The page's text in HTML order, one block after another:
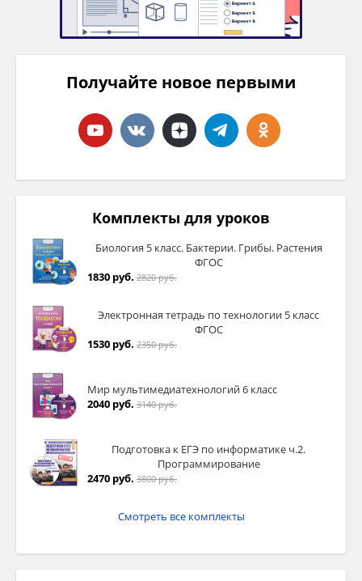
Получайте новое первыми
Комплекты для уроков
Биология 5 класс. Бактерии. Грибы. Растения
ФГОС
1830 руб. 2820 руб.
Электронная тетрадь по технологии 5 класс
ФГОС
1530 руб. 2350 руб.
Мир мультимедиатехнологий 6 класс
2040 руб. 3140 руб.
Подготовка к ЕГЭ по информатике ч.2.
Программирование
2470 руб. 3800 руб.
Смотреть все комплекты